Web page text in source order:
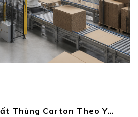
Dịch Vụ Sản Xuất Thùng Carton Theo Yêu Cầu